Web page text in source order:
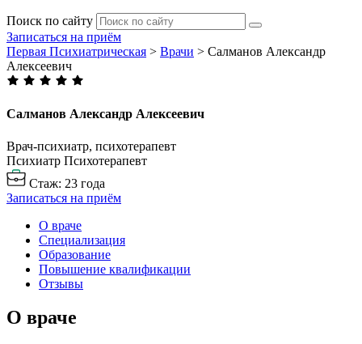
Поиск по сайту
Записаться на приём
Первая Психиатрическая > Врачи > Салманов Александр
Алексеевич
Салманов Александр Алексеевич
Врач-психиатр, психотерапевт
Психиатр Психотерапевт
Стаж: 23 года
Записаться на приём
О враче
Специализация
Образование
Повышение квалификации
Отзывы
О враче